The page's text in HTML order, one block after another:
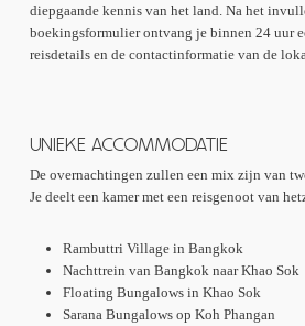
diepgaande kennis van het land. Na het
boekingsformulier ontvang je binnen 24 uur
reisdetails en de contactinformatie van de
UNIEKE ACCOMMODATIE
De overnachtingen zullen een mix zijn van
Je deelt een kamer met een reisgenoot van
Rambuttri Village in Bangkok
Nachttrein van Bangkok naar Khao Sok
Floating Bungalows in Khao Sok
Sarana Bungalows op Koh Phangan